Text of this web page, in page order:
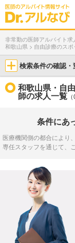
非常勤の医師アルバイト求
和歌山県 > 自由診療のス
検索条件の確認・
和歌山県・自
師の求人一覧
条件にあ
医療機関側の都合により
専任スタッフを通じて、